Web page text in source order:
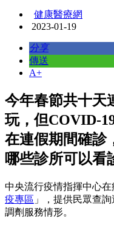
健康醫療網
2023-01-19
分享
傳送
A+
今年春節共十天
玩，但COVID-
在連假期間確診
哪些診所可以看
中央流行疫情指揮中心在
疫專區 」，提供民眾查
調劑服務情形。